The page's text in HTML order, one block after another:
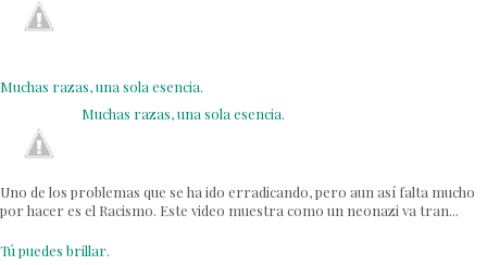
Muchas razas, una sola esencia.
Muchas razas, una sola esencia.
Uno de los problemas que se ha ido erradicando, pero aun así falta mucho
por hacer es el Racismo. Este video muestra como un neonazi va tran...
Tú puedes brillar.